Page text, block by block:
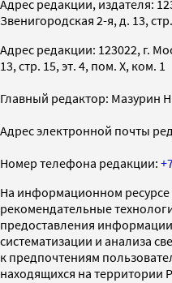
Адрес редакции, издателя:
Звенигородская 2-я, д. 13,
Адрес редакции: 123022, г.
13, стр. 15, эт. 4, пом. X, ком. 1
Главный редактор: Мазурин
Адрес электронной почты
Номер телефона редакции:
На информационном
рекомендательные
предоставления
систематизации и анализа
к предпочтениям
находящихся на территории